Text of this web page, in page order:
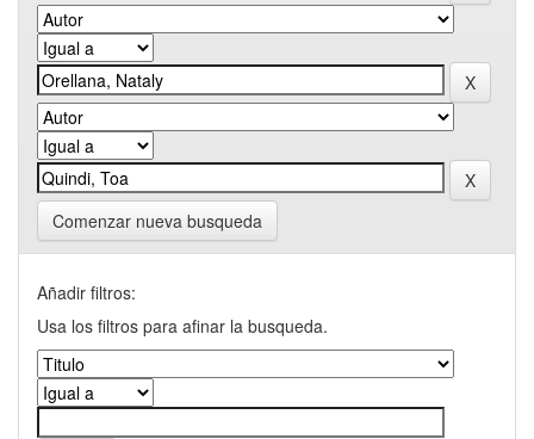
Comenzar nueva busqueda
Añadir filtros:
Usa los filtros para afinar la busqueda.